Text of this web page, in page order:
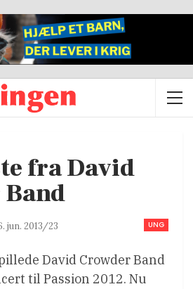
fra David
UNG
jun. 2013/23
David Crowder Band
til Passion 2012. Nu